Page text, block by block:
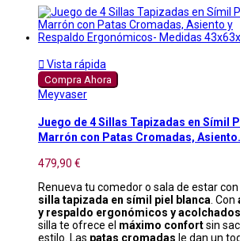
 Vista rápida
Compra Ahora
Meyvaser
Juego de 4 Sillas Tapizadas en Símil
Marrón con Patas Cromadas,
479,90 €
Renueva tu comedor o sala de estar
silla tapizada en símil piel blanca . Con
y respaldo ergonómicos y acolchados
silla te ofrece el máximo confortsin
estilo. Las patas cromadas le dan un